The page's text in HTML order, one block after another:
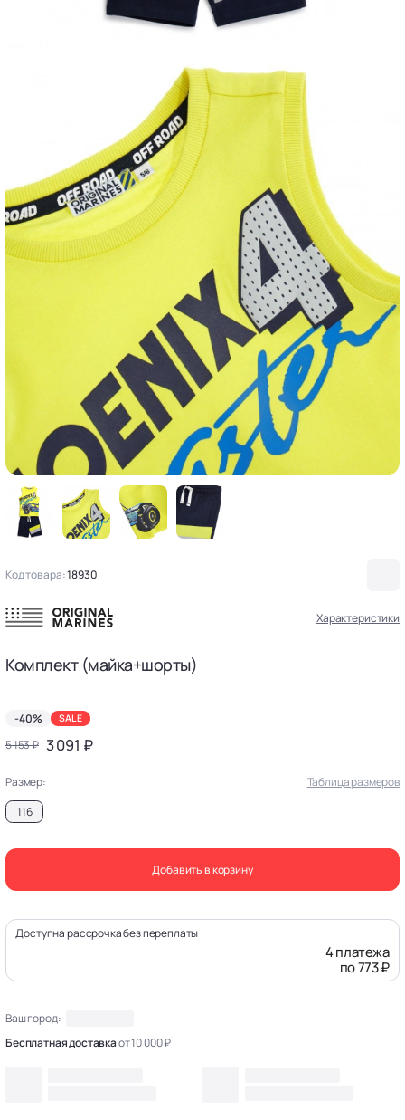
Код товара:18930
Характеристики
Комплект (майка+шорты)
-40% SALE
5 153 ₽ 3 091 ₽
Размер:
Таблица размеров
116
Добавить в корзину
Доступна рассрочка без переплаты
4 платежа
по 773 ₽
Ваш город:
Бесплатная доставкаот 10 000 ₽